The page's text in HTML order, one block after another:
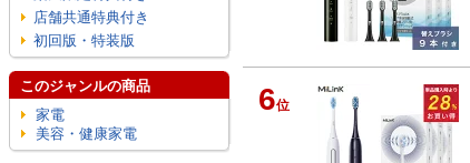
6位
店舗共通特典付き
初回版・特装版
このジャンルの商品
家電
美容・健康家電